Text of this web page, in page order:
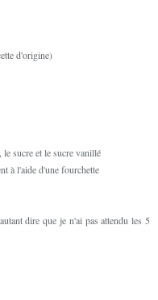
d'origine)
sucre et le sucre vanillé
à l'aide d'une fourchette
dire que je n'ai pas attendu les 5